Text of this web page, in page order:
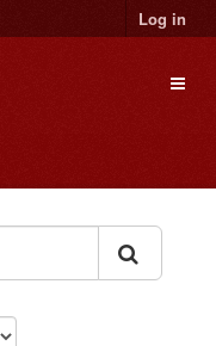
Log in